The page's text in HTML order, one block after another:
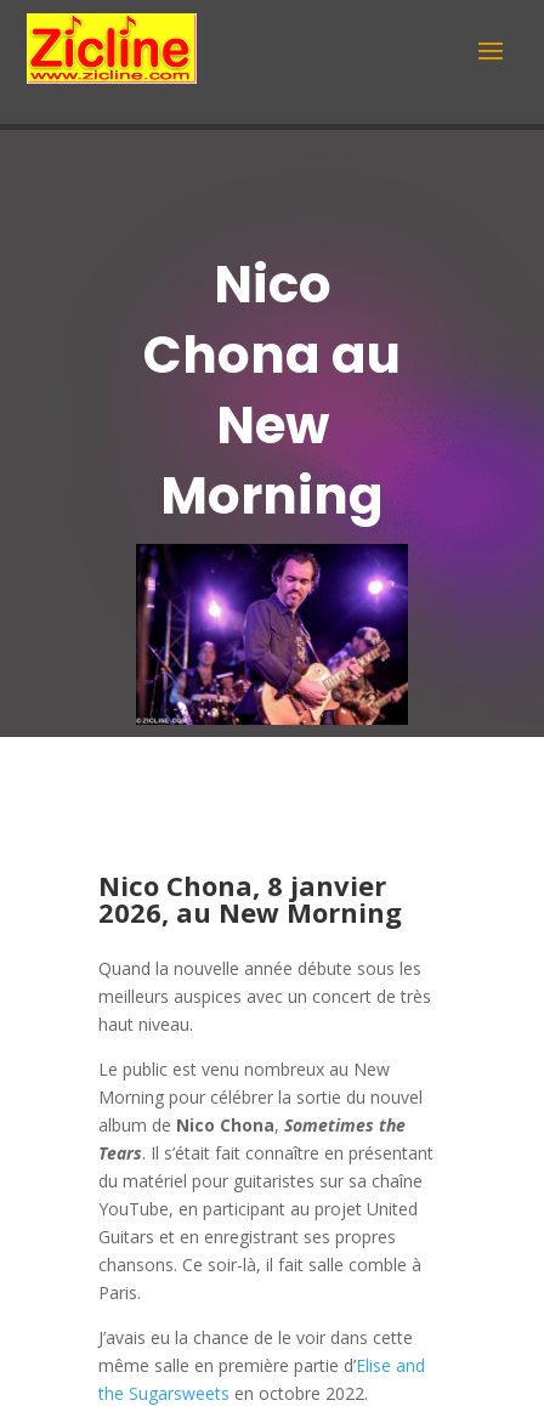
Nico
Chona au
New
Morning
Nico Chona, 8 janvier
2026, au New Morning
Quand la nouvelle année débute sous les
meilleurs auspices avec un concert de très
haut niveau.
Le public est venu nombreux au New
Morning pour célébrer la sortie du nouvel
album de Nico Chona, Sometimes the
Tears. Il s’était fait connaître en présentant
du matériel pour guitaristes sur sa chaîne
YouTube, en participant au projet United
Guitars et en enregistrant ses propres
chansons. Ce soir-là, il fait salle comble à
Paris.
J’avais eu la chance de le voir dans cette
même salle en première partie d’Elise and
the Sugarsweets en octobre 2022.